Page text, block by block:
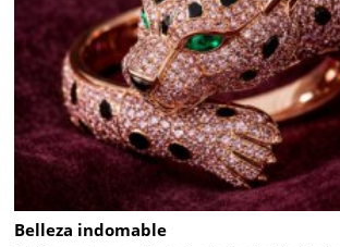
Belleza indomable